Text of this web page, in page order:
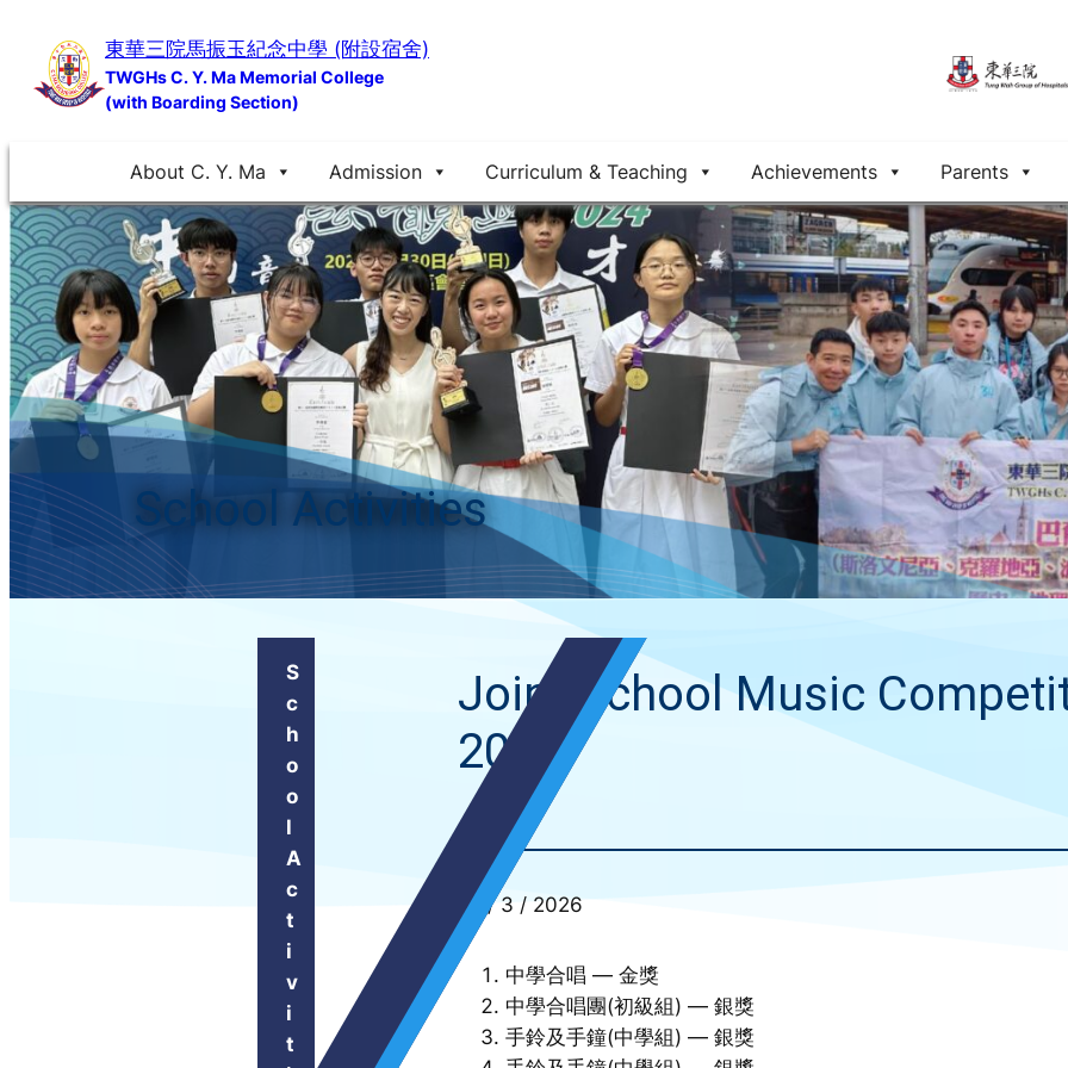
content
東華三院馬振玉紀念中學 (附設宿舍)
TWGHs C. Y. Ma Memorial College
(with Boarding Section)
About C. Y. Ma Admission Curriculum & Teaching Achievements Parents
School Activities
S
c
h
o
o
l
A
c
t
i
v
i
t
Joint School Music
2026
28 / 3 / 2026
中學合唱 — 金獎
中學合唱團(初級組) — 銀獎
手鈴及手鐘(中學組) — 銀獎